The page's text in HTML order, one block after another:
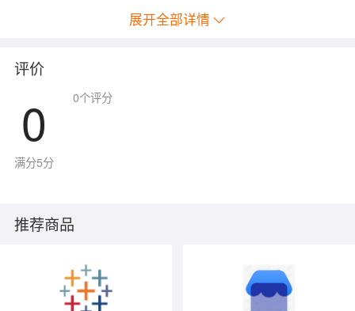
展开全部详情
评价
0
满分5分
0个评分
推荐商品